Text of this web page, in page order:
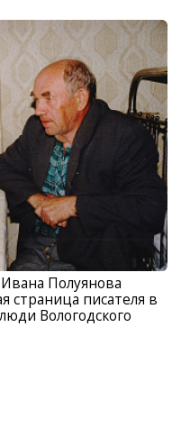
Полуянова
страница писателя в
Вологодского